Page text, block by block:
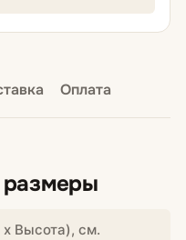
Оплата
размеры
Высота), см.